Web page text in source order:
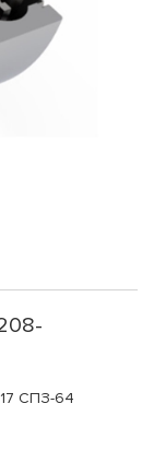
СПЗ-64